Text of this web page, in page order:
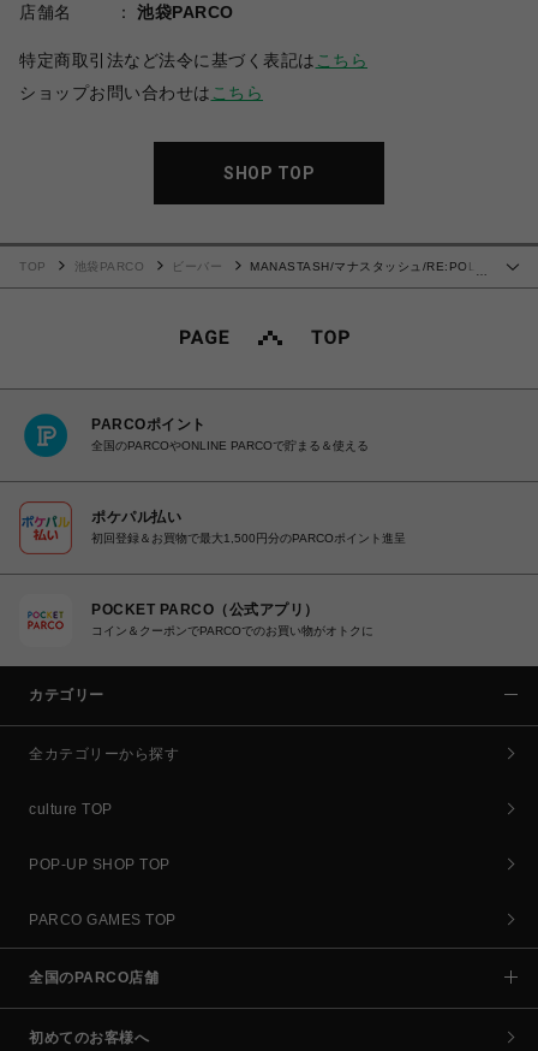
店舗名
池袋PARCO
特定商取引法など法令に基づく表記は こちら
ショップお問い合わせは こちら
SHOP TOP
TOP 池袋PARCO ビーバー
MANASTASH/マナスタッシュ/RE:POLY
PARCOポイント
全国のPARCOやONLINE PARCOで貯まる＆使える
ポケパル払い
初回登録＆お買物で最大1,500円分のPARCOポイント進呈
POCKET PARCO（公式アプリ）
コイン＆クーポンでPARCOでのお買い物がオトクに
カテゴリー
全カテゴリーから探す
culture TOP
POP-UP SHOP TOP
PARCO GAMES TOP
全国のPARCO店舗
初めてのお客様へ